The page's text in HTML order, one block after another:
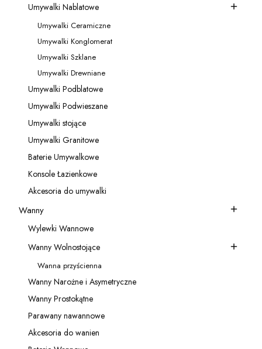
Kategoria - Umywalki Nablatowe
Umywalki Nablatowe
Kategoria - Umywalki Ceramiczne
Umywalki Ceramiczne
Kategoria - Umywalki Konglomerat
Umywalki Konglomerat
Kategoria - Umywalki Szklane
Umywalki Szklane
Kategoria - Umywalki Drewniane
Umywalki Drewniane
Kategoria - Umywalki Podblatowe
Umywalki Podblatowe
Kategoria - Umywalki Podwieszane
Umywalki Podwieszane
Kategoria - Umywalki stojące
Umywalki stojące
Kategoria - Umywalki Granitowe
Umywalki Granitowe
Kategoria - Baterie Umywalkowe
Baterie Umywalkowe
Kategoria - Konsole Łazienkowe
Konsole Łazienkowe
Kategoria - Akcesoria do umywalki
Akcesoria do umywalki
Kategoria - Wanny
Wanny
Kategoria - Wylewki Wannowe
Wylewki Wannowe
Kategoria - Wanny Wolnostojące
Wanny Wolnostojące
Kategoria - Wanna przyścienna
Wanna przyścienna
Kategoria - Wanny Narożne i Asymetryczne
Wanny Narożne i Asymetryczne
Kategoria - Wanny Prostokątne
Wanny Prostokątne
Kategoria - Parawany nawannowe
Parawany nawannowe
Kategoria - Akcesoria do wanien
Akcesoria do wanien